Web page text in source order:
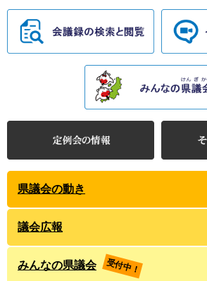
県議会の動き
議会広報
みんなの県議会 受付中！